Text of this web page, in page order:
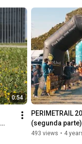
0:54
PERIMETRAIL
(segunda parte)
493 views • 4